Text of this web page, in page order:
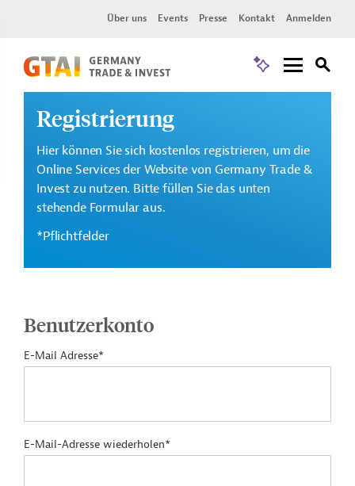
Über uns Events Presse Kontakt Anmelden
Registrierung
Hier können Sie sich kostenlos registrieren, um die
Online Services der Website von Germany Trade &
Invest zu nutzen. Bitte füllen Sie das unten
stehende Formular aus.
*Pflichtfelder
Benutzerkonto
E-Mail Adresse*
E-Mail-Adresse wiederholen*